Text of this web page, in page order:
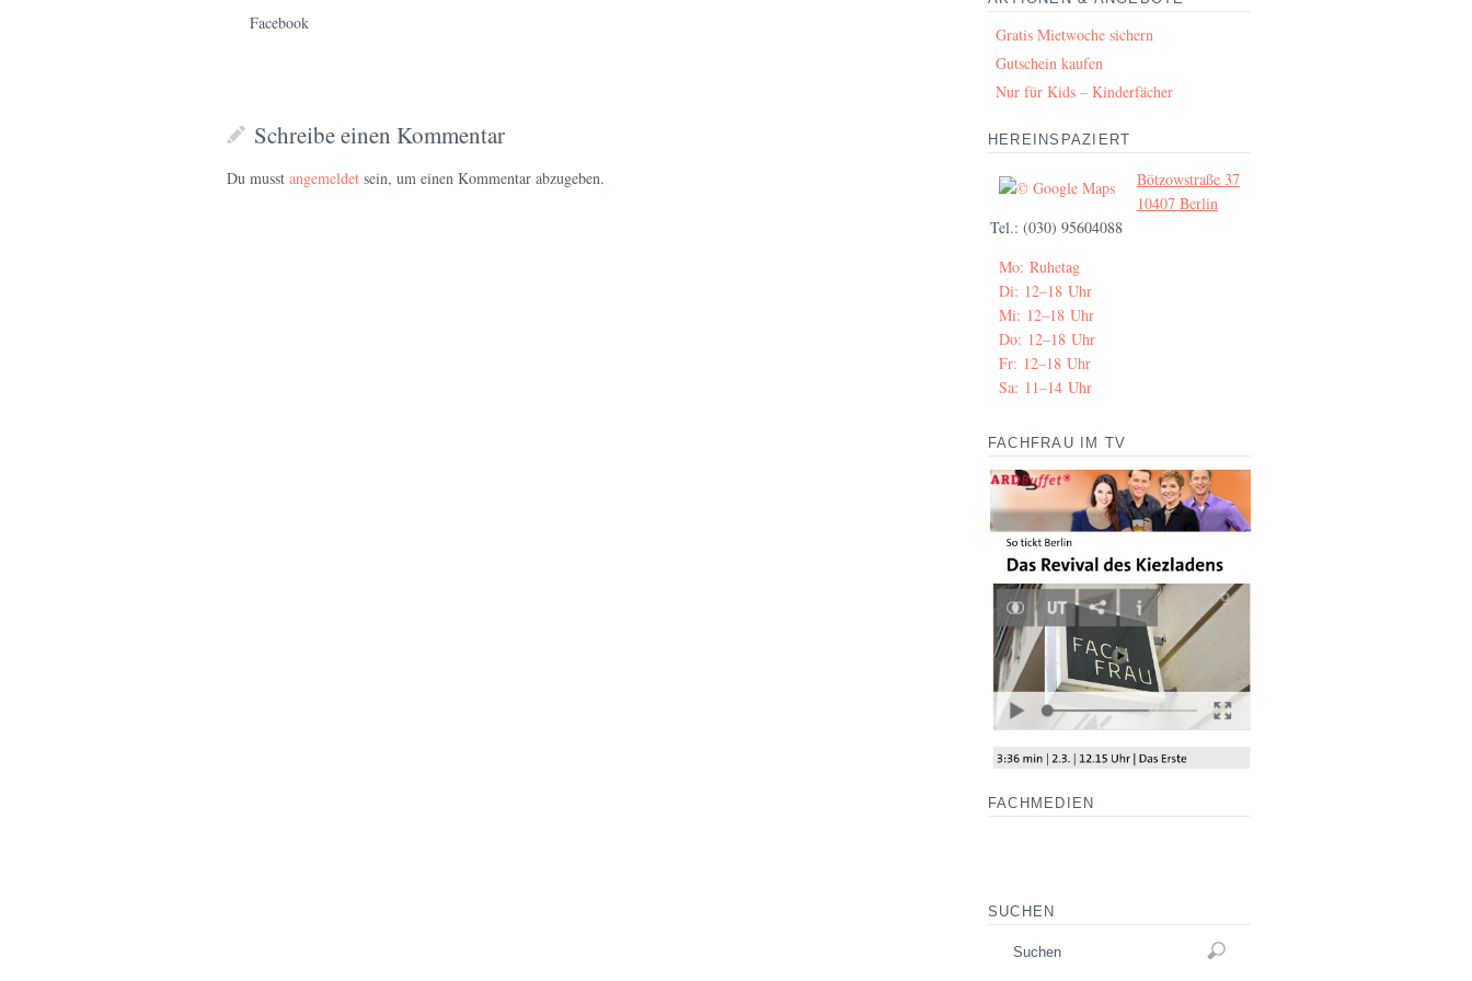
Facebook
Schreibe einen Kommentar
Du musst angemeldet sein, um einen Kommentar abzugeben.
Gratis Mietwoche sichern
Gutschein kaufen
Nur für Kids – Kinderfächer
HEREINSPAZIERT
Bötzowstraße 37
10407 Berlin
Tel.: (030) 95604088
Mo: Ruhetag
Di: 12–18 Uhr
Mi: 12–18 Uhr
Do: 12–18 Uhr
Fr: 12–18 Uhr
Sa: 11–14 Uhr
FACHFRAU IM TV
FACHMEDIEN
SUCHEN